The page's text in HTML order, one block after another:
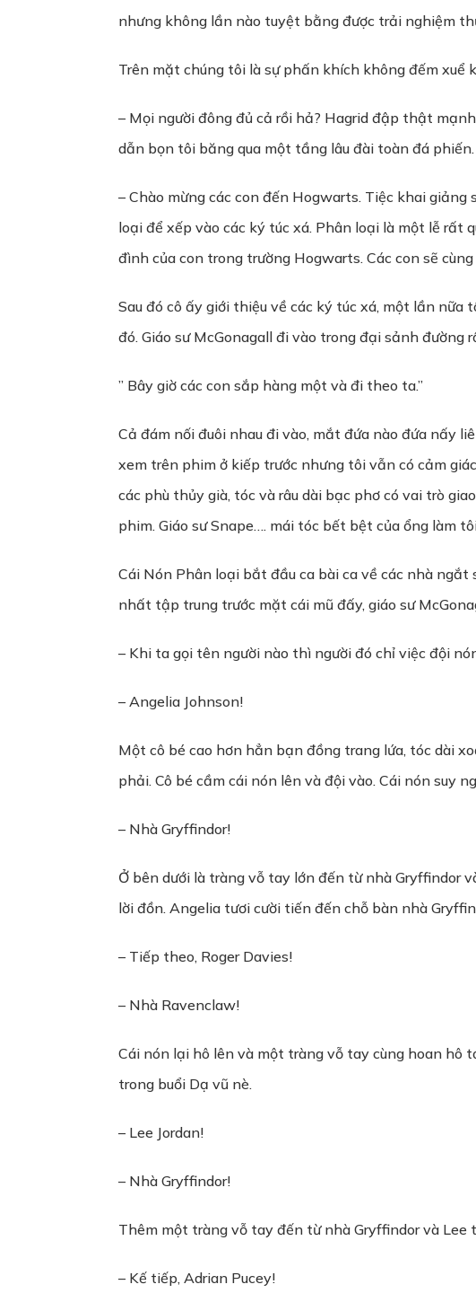
nhưng không lần nào tuyệt bằng được trải nghiệm
Trên mặt chúng tôi là sự phấn khích không đếm xuể
– Mọi người đông đủ cả rồi hả? Hagrid đập thật
dẫn bọn tôi băng qua một tầng lâu đài toàn đá
– Chào mừng các con đến Hogwarts. Tiệc khai
loại để xếp vào các ký túc xá. Phân loại là một lễ rất
đình của con trong trường Hogwarts. Các con sẽ
Sau đó cô ấy giới thiệu về các ký túc xá, một lần
đó. Giáo sư McGonagall đi vào trong đại sảnh đường
” Bây giờ các con sắp hàng một và đi theo ta.”
Cả đám nối đuôi nhau đi vào, mắt đứa nào đứa nấy
xem trên phim ở kiếp trước nhưng tôi vẫn có cảm
các phù thủy già, tóc và râu dài bạc phơ có vai trò
phim. Giáo sư Snape…. mái tóc bết bệt của ổng làm
Cái Nón Phân loại bắt đầu ca bài ca về các nhà
nhất tập trung trước mặt cái mũ đấy, giáo sư
– Khi ta gọi tên người nào thì người đó chỉ việc đội
– Angelia Johnson!
Một cô bé cao hơn hẳn bạn đồng trang lứa, tóc dài
phải. Cô bé cầm cái nón lên và đội vào. Cái nón suy
– Nhà Gryffindor!
Ở bên dưới là tràng vỗ tay lớn đến từ nhà Gryffindor
lời đồn. Angelia tươi cười tiến đến chỗ bàn nhà
– Tiếp theo, Roger Davies!
– Nhà Ravenclaw!
Cái nón lại hô lên và một tràng vỗ tay cùng hoan hô
trong buổi Dạ vũ nè.
– Lee Jordan!
– Nhà Gryffindor!
Thêm một tràng vỗ tay đến từ nhà Gryffindor và
– Kế tiếp, Adrian Pucey!